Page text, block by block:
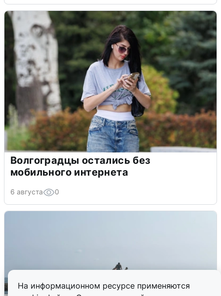
На информационном ресурсе применяются
Волгоградцы остались без
мобильного интернета
6 августа 0